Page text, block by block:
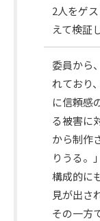
2人をゲ
えて検証
委員から
れており
に信頼感
る被害に
から制作
りうる。
構成的に
見が出さ
その一方